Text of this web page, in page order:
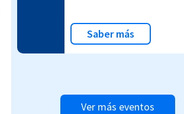
Saber más
Ver más eventos